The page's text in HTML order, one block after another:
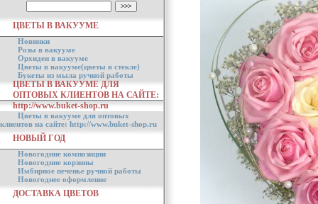
ЦВЕТЫ В ВАКУУМЕ
Новинки
Розы в вакууме
Орхидеи в вакууме
Цветы в вакууме(цветы в стекле)
Букеты из мыла ручной работы
ЦВЕТЫ В ВАКУУМЕ ДЛЯ
ОПТОВЫХ КЛИЕНТОВ НА САЙТЕ:
http://www.buket-shop.ru
Цветы в вакууме для оптовых
клиентов на сайте: http://www.buket-shop.ru
НОВЫЙ ГОД
Новогодние композиции
Новогодние корзины
Имбирное печенье ручной работы
Новогоднее оформление
ДОСТАВКА ЦВЕТОВ